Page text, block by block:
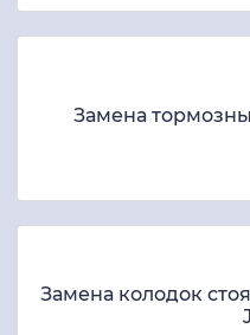
Замена
Замена колодок